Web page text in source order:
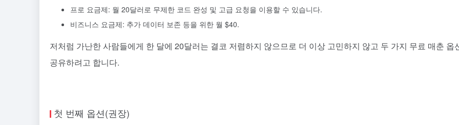
프로 요금제: 월 20달러로 무제한 코드 완성 및 고급 요청을 이용할 수 있습니다.
비즈니스 요금제: 추가 데이터 보존 등을 위한 월 $40.
저처럼 가난한 사람들에게 한 달에 20달러는 결코 저렴하지 않으므로 더 이상 고민하지 않고 두 가지 무료 매춘 옵
공유하려고 합니다.
첫 번째 옵션(권장)